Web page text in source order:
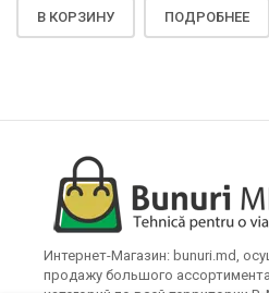
В КОРЗИНУ ПОДРОБНЕЕ
Интернет-Магазин: bunuri.md,
продажу большого